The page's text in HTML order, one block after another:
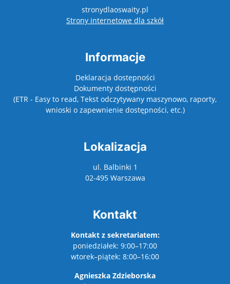
stronydlaoswaity.pl
Strony internetowe dla szkółotwiera się w
Informacje
Deklaracja dostepności
Dokumenty dostępności
(ETR - Easy to read, Tekst odczytywany maszynowo, raporty,
wnioski o zapewnienie dostępności, etc.)
Lokalizacja
ul. Balbinki 1
02-495 Warszawa
Kontakt
Kontakt z sekretariatem:
poniedziałek: 9:00–17:00
wtorek–piątek: 8:00–16:00
Agnieszka Zdzieborska